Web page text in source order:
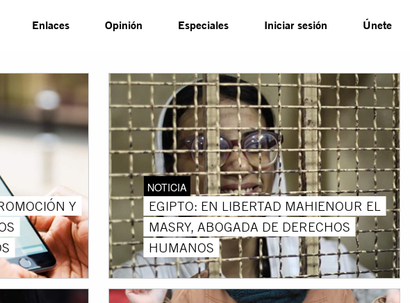
Enlaces Opinión Especiales Iniciar sesión Únete
Y
NOTICIA
EGIPTO: EN LIBERTAD MAHIENOUR EL
MASRY, ABOGADA DE DERECHOS
HUMANOS